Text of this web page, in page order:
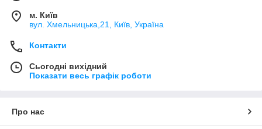
м. Київ
вул. Хмельницька,21, Київ, Україна
Контакти
Сьогодні вихідний
Показати весь графік роботи
Про нас